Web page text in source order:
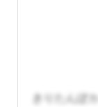
きりたんぽ